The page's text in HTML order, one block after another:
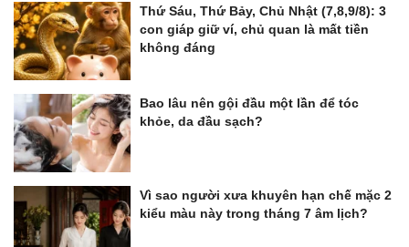
Thứ Sáu, Thứ Bảy, Chủ Nhật (7,8,9/8): 3
con giáp giữ ví, chủ quan là mất tiền
không đáng
Bao lâu nên gội đầu một lần để tóc
khỏe, da đầu sạch?
Vì sao người xưa khuyên hạn chế mặc 2
kiểu màu này trong tháng 7 âm lịch?